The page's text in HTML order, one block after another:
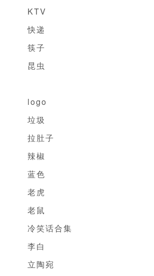
KTV
快递
筷子
昆虫
logo
垃圾
拉肚子
辣椒
蓝色
老虎
老鼠
冷笑话合集
李白
立陶宛